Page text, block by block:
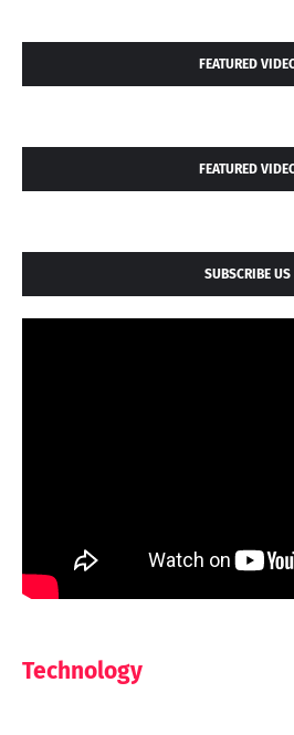
FEATURED
FEATURED
SUBSCRIBE US
Technology